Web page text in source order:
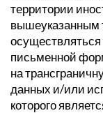
территории
вышеуказанным
осуществляться
письменной
на
данных и/или
которого